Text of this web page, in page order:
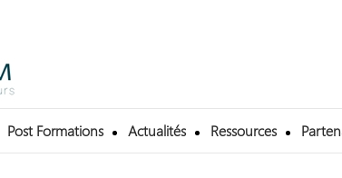
Post Formations Actualités Ressources